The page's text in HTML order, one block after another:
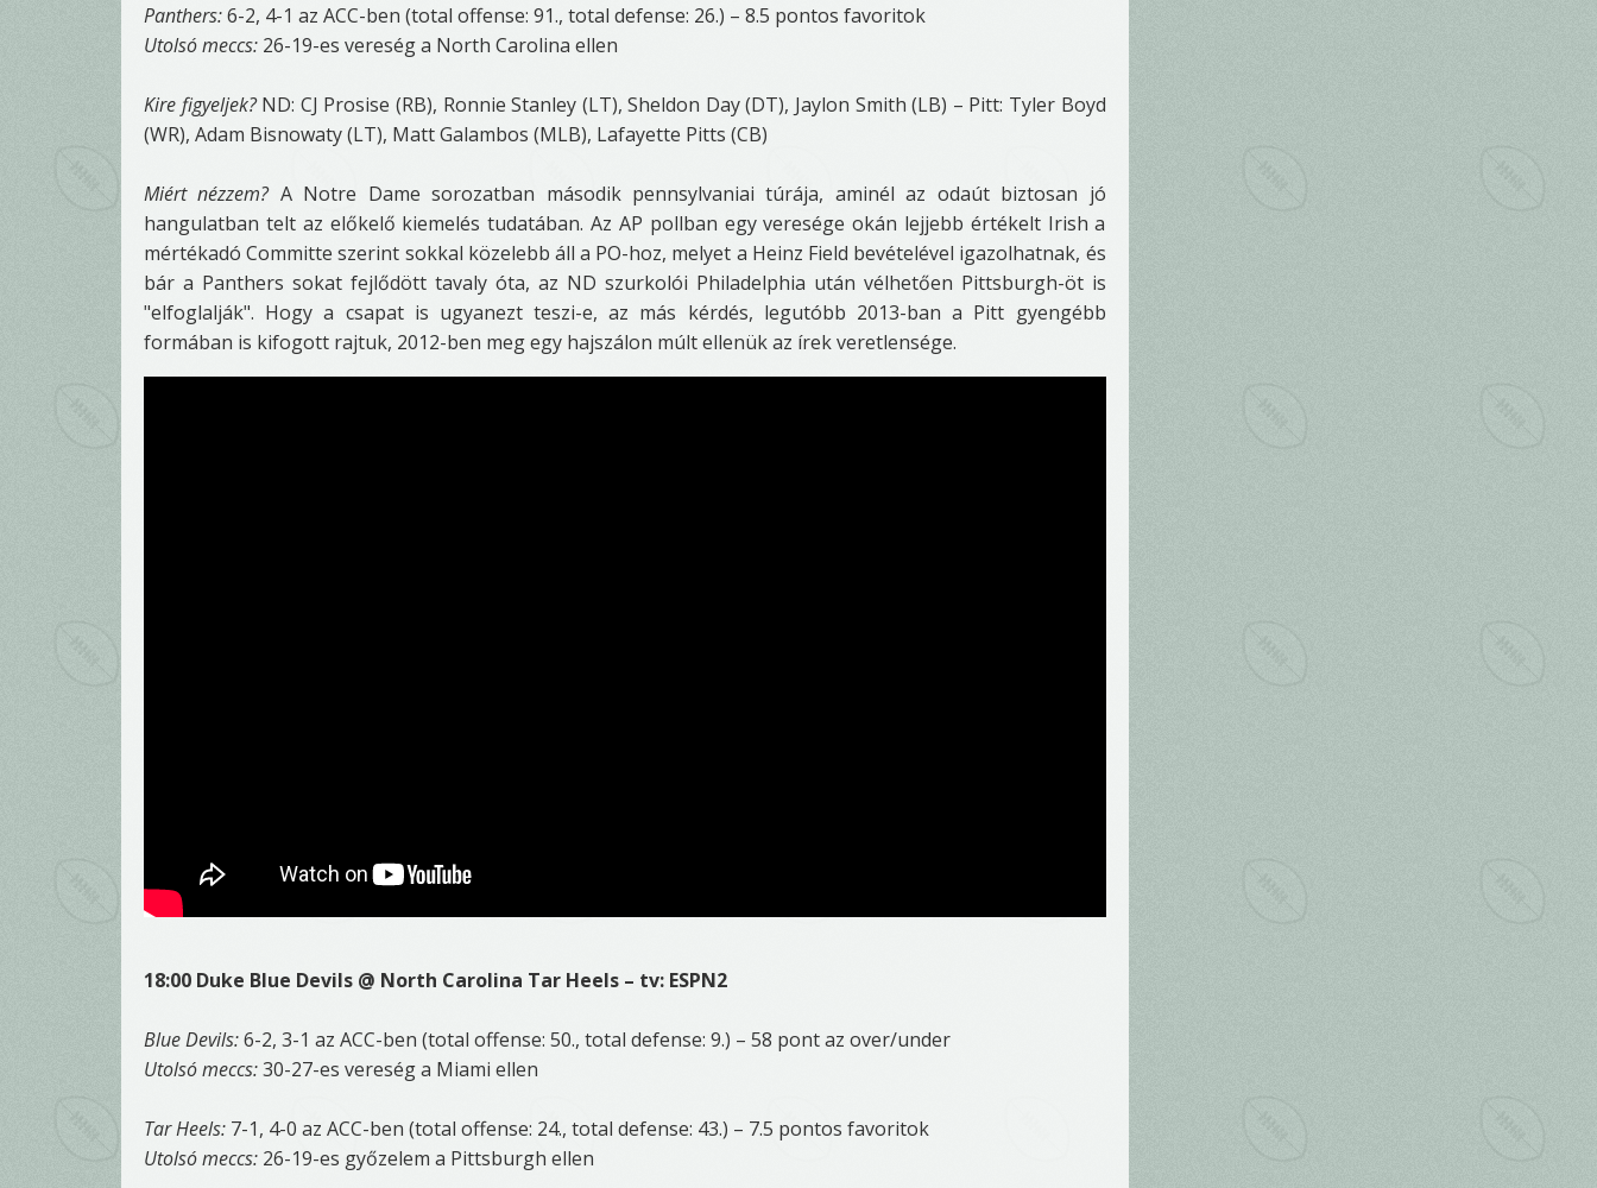
Panthers:6-2, 4-1 az ACC-ben (total offense: 91., total defense: 26.) – 8.5 pontos favoritok
Utolsó meccs: 26-19-es vereség a North Carolina ellen
Kire figyeljek?ND: CJ Prosise (RB), Ronnie Stanley (LT), Sheldon Day (DT), Jaylon Smith (LB) – Pitt: Tyler Boyd
(WR), Adam Bisnowaty (LT), Matt Galambos (MLB), Lafayette Pitts (CB)
Miért nézzem?A Notre Dame sorozatban második pennsylvaniai túrája, aminél az odaút biztosan jó
hangulatban telt az előkelő kiemelés tudatában. Az AP pollban egy veresége okán lejjebb értékelt Irish a
mértékadó Committe szerint sokkal közelebb áll a PO-hoz, melyet a Heinz Field bevételével igazolhatnak, és
bár a Panthers sokat fejlődött tavaly óta, az ND szurkolói Philadelphia után vélhetően Pittsburgh-öt is
"elfoglalják". Hogy a csapat is ugyanezt teszi-e, az más kérdés, legutóbb 2013-ban a Pitt gyengébb
formában is kifogott rajtuk, 2012-ben meg egy hajszálon múlt ellenük az írek veretlensége.
18:00 Duke Blue Devils @ North Carolina Tar Heels – tv: ESPN2
Blue Devils:6-2, 3-1 az ACC-ben (total offense: 50., total defense: 9.) – 58 pont az over/under
Utolsó meccs:30-27-es vereség a Miami ellen
Tar Heels: 7-1, 4-0 az ACC-ben (total offense: 24., total defense: 43.) – 7.5 pontos favoritok
Utolsó meccs: 26-19-es győzelem a Pittsburgh ellen